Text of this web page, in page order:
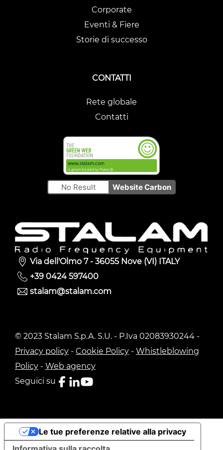
Corporate
Eventi & Fiere
Storie di successo
CONTATTI
Rete globale
Contatti
No Result Website Carbon
Via dell'Olmo 7 - 36055 Nove (VI) ITALY
+39 0424 597400
stalam@stalam.com
© 2023 Stalam S.p.A. S.U. - P.Iva 02083930244 -
Privacy policy - Cookie Policy - Whistleblowing
Policy - Web agency
Seguici su
Le tue preferenze relative alla privacy